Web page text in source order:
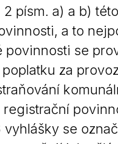
písm. a) a b)
a to
se
za
vyhlášky se